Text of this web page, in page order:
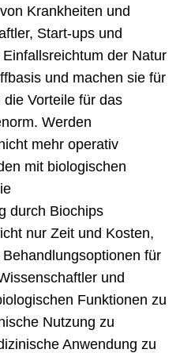
Krankheiten und
Start-ups und
der Natur
und machen sie für
Vorteile für das
Werden
mehr operativ
mit biologischen
durch Biochips
nur Zeit und Kosten,
für
und
Funktionen zu
Nutzung zu
Anwendung zu